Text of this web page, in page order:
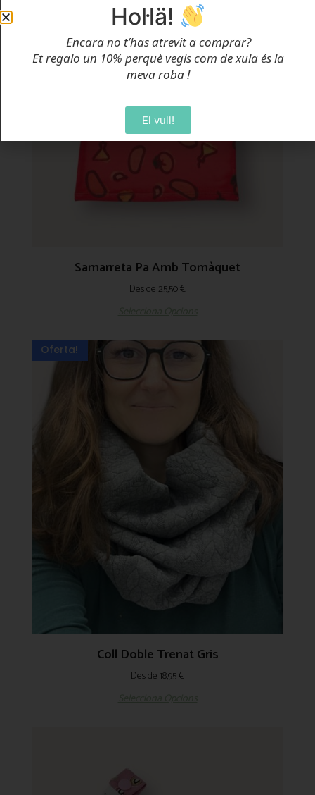
Samarreta Pa Amb Tomàquet
Des de 25,50€
Oferta!
Coll Doble Trenat Gris
Des de18,95€
Hol·lä!
Encara no t’has atrevit a comprar?
Et regalo un 10% perquè vegis com de xula és la
meva roba!
El vull!